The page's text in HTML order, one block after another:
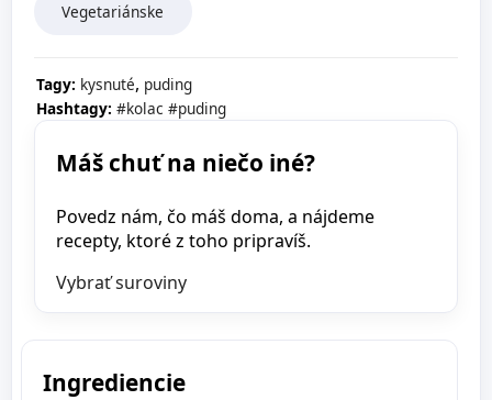
Vegetariánske
Tagy: kysnuté, puding
Hashtagy: #kolac #puding
Máš chuť na niečo iné?
Povedz nám, čo máš doma, a nájdeme
recepty, ktoré z toho pripravíš.
Vybrať suroviny
Ingrediencie